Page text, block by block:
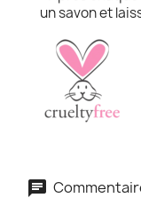
un savon et